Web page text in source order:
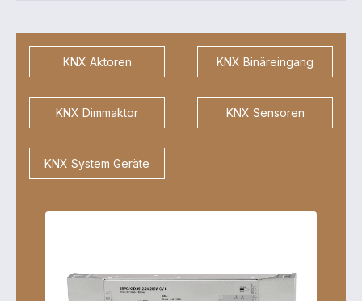
KNX Aktoren KNX Binäreingang
KNX Dimmaktor KNX Sensoren
KNX System Geräte